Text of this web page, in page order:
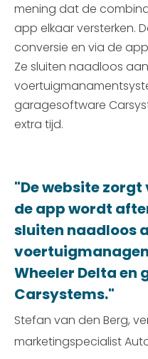
mening dat de
app elkaar versterken.
conversie en via de
Ze sluiten naadloos
garagesoftware
extra tijd.
"De website
de app wordt
sluiten naadloos
Wheeler Delta
Carsystems."
Stefan van den Berg,
marketingspecialist